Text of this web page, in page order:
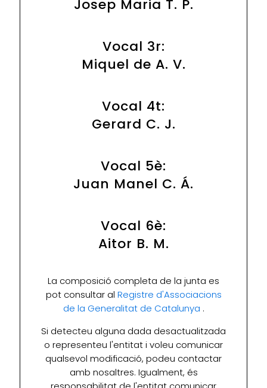
Josep Maria T. P.
Vocal 3r:
Miquel de A. V.
Vocal 4t:
Gerard C. J.
Vocal 5è:
Juan Manel C. Á.
Vocal 6è:
Aitor B. M.
La composició completa de la junta es
pot consultar al Registre d'Associacions
de la Generalitat de Catalunya .
Si detecteu alguna dada desactualitzada
o representeu l'entitat i voleu comunicar
qualsevol modificació, podeu contactar
amb nosaltres. Igualment, és